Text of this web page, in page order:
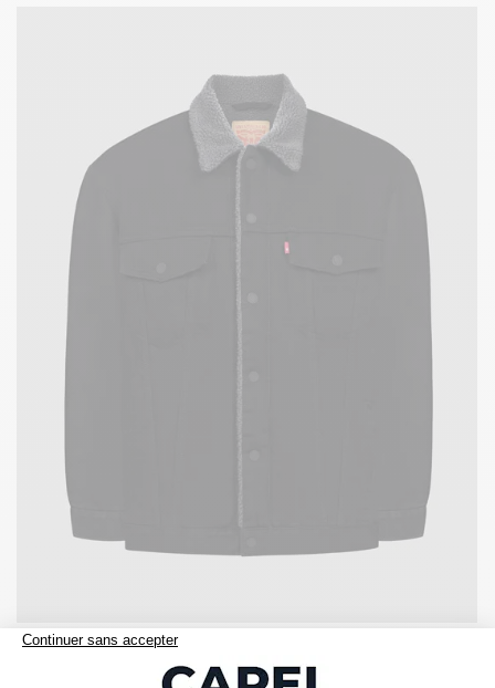
levis
Blouson Sherpa Noir Levi's Grande Taille